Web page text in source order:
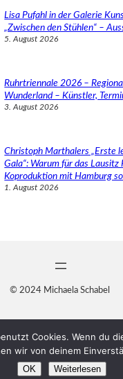
Lisa Pufahl in der Galerie
„Zwischen den Stühlen“ –
5. August 2026
Ruhrtriennale 2026 –
Wunderland – Künstler,
3. August 2026
Christoph Marthalers „Erste
Gala“: Warum für das Lausitz
Koproduktion mit Hamburg
1. August 2026
© 2024 Michaela Schabel
Cookies. Wenn du
wir von deinem
OK Weiterlesen